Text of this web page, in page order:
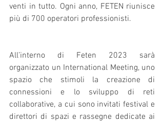
venti in tutto. Ogni anno, FETEN riunisce
più di 700 operatori professionisti.
All’interno di Feten 2023 sarà
organizzato un International Meeting, uno
spazio che stimoli la creazione di
connessioni e lo sviluppo di reti
collaborative, a cui sono invitati festival e
direttori di spazi e rassegne dedicate ai